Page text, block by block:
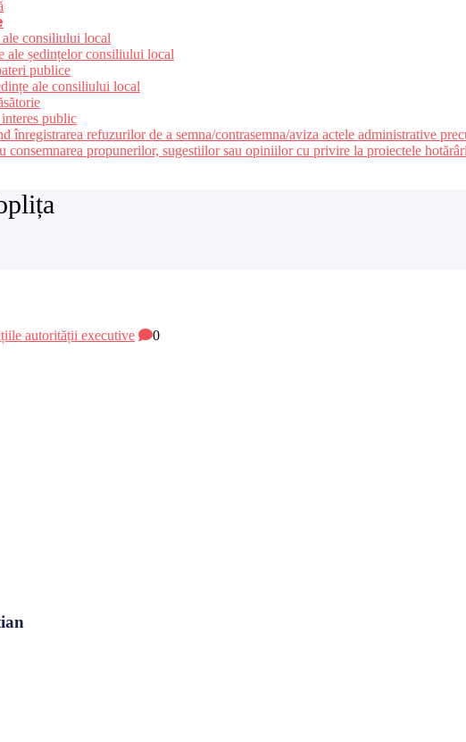
consiliului local
ale ședințelor consiliului local
publice
ale consiliului local
public
înregistrarea refuzurilor de a semna/contrasemna/aviza actele administrative
consemnarea propunerilor, sugestiilor sau opiniilor cu privire la proiectele
autorității executive 0